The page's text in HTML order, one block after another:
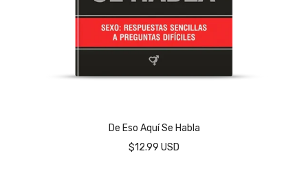
De Eso Aquí Se Habla
$12.99 USD